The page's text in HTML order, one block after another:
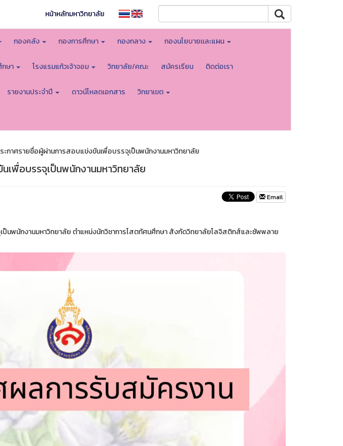
หน้าหลักมหาวิทยาลัย
กองคลัง กองการศึกษา กองกลาง กองนโยบายเเละแผน
ษา โรงแรมแก้วเจ้าจอม วิทยาลัย/คณะ สมัครเรียน ติดต่อเรา
รายงานประจำปี ดาวน์โหลดเอกสาร วิทยาเขต
ะกาศรายชื่อผู้ผ่านการสอบแข่งขันเพื่อบรรจุเป็นพนักงานมหาวิทยาลัย
เพื่อบรรจุเป็นพนักงานมหาวิทยาลัย
Email
นพนักงานมหาวิทยาลัย ตำแหน่งนักวิชาการโสตทัศนศึกษา สังกัดวิทยาลัยโลจิสติกส์และซัพพลาย